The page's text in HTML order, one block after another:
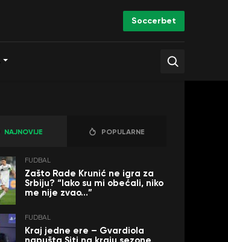
Soccerbet
NAJNOVIJE POPULARNE
FUDBAL
Zašto Rade Krunić ne igra za
Srbiju? “Iako su mi obećali, niko
me nije zvao…”
FUDBAL
Kraj jedne ere – Gvardiola